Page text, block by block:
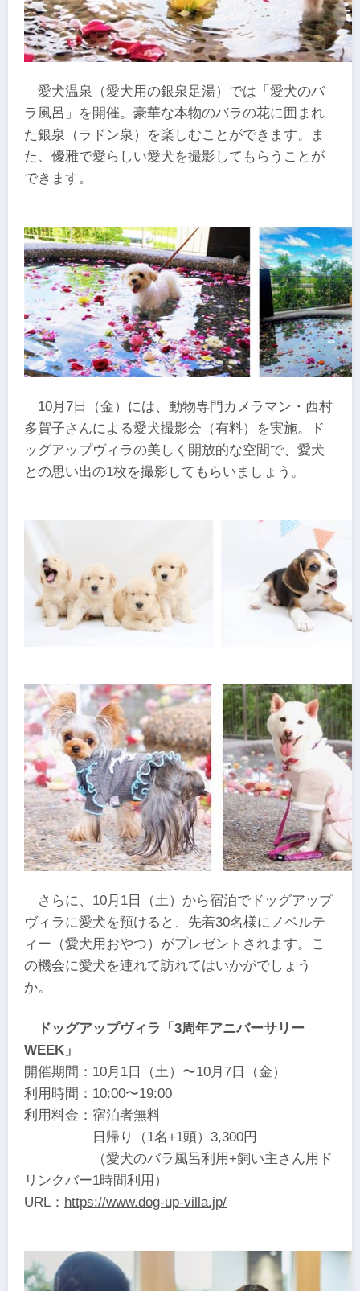
愛犬温泉（愛犬用の銀泉足湯）では「愛犬のバ
ラ風呂」を開催。豪華な本物のバラの花に囲まれ
た銀泉（ラドン泉）を楽しむことができます。ま
た、優雅で愛らしい愛犬を撮影してもらうことが
できます。
10月7日（金）には、動物専門カメラマン・西村
多賀子さんによる愛犬撮影会（有料）を実施。ド
ッグアップヴィラの美しく開放的な空間で、愛犬
との思い出の1枚を撮影してもらいましょう。
さらに、10月1日（土）から宿泊でドッグアップ
ヴィラに愛犬を預けると、先着30名様にノベルテ
ィー（愛犬用おやつ）がプレゼントされます。こ
の機会に愛犬を連れて訪れてはいかがでしょう
か。
ドッグアップヴィラ「3周年アニバーサリー
WEEK」
開催期間：10月1日（土）〜10月7日（金）
利用時間：10:00〜19:00
利用料金：宿泊者無料
日帰り（1名+1頭）3,300円
（愛犬のバラ風呂利用+飼い主さん用ド
リンクバー1時間利用）
URL： https://www.dog-up-villa.jp/